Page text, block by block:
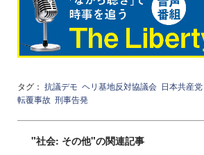
タグ： 抗議デモ ヘリ基地反対協議会 日本共産党
転覆事故 刑事告発
"社会: その他"の関連記事